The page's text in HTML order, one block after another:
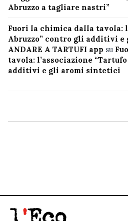
Abruzzo a tagliare nastri”
Fuori la chimica dalla tavola:
Abruzzo” contro gli additivi
ANDARE A TARTUFI app su
tavola: l’associazione
additivi e gli aromi sintetici